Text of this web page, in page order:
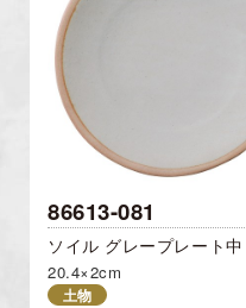
86613-081
ソイル グレープレート中
20.4×2cm
土物